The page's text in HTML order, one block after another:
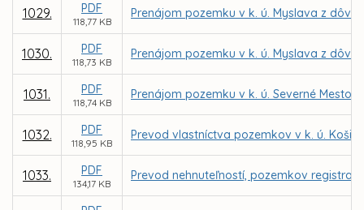
1029. PDF
118,77 KB
Prenájom pozemku v k. ú. Myslava z
1030. PDF
118,73 KB
Prenájom pozemku v k. ú. Myslava z
1031. PDF
118,74 KB
Prenájom pozemku v k. ú. Severné
1032. PDF
118,95 KB
Prevod vlastníctva pozemkov v k. ú.
1033. PDF
134,17 KB
Prevod nehnuteľností, pozemkov registra